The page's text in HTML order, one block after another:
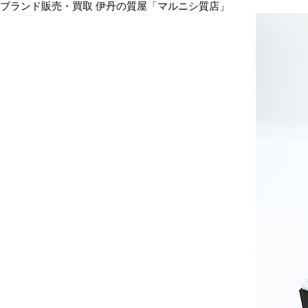
ブランド販売・買取 伊丹の質屋「マルニシ質店」